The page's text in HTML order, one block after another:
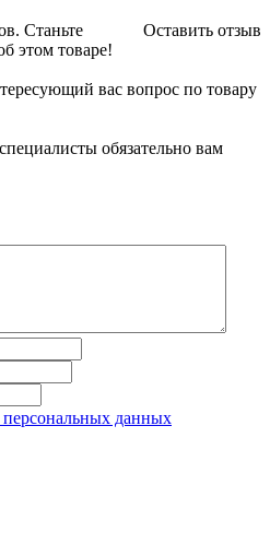
Оставить отзыв
Станьте
этом товаре!
вас вопрос по товару
обязательно вам
персональных данных